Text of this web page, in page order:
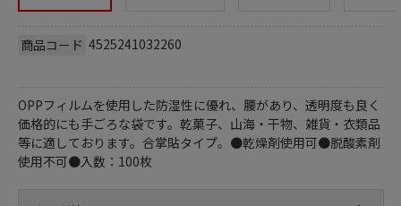
商品コード 4525241032260
OPPフィルムを使用した防湿性に優れ、腰があり、透明度も良く
価格的にも手ごろな袋です。乾菓子、山海・干物、雑貨・衣類品
等に適しております。合掌貼タイプ。●乾燥剤使用可●脱酸素剤
使用不可●入数：100枚